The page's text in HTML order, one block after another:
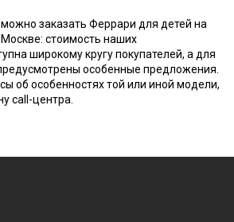
заказать Феррари для детей на
стоимость наших
широкому кругу покупателей, а для
особенные предложения.
об особенностях той или иной модели,
call-центра.